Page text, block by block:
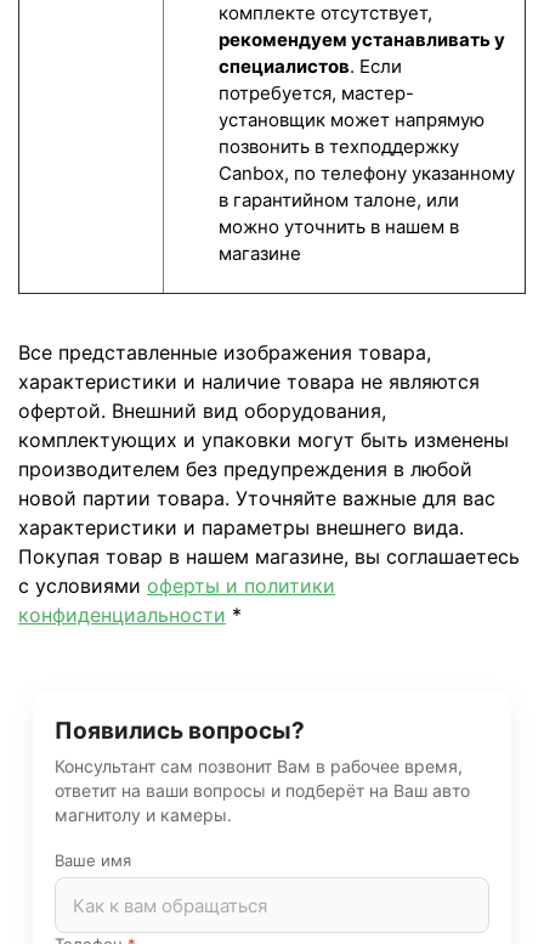
комплекте отсутствует,
рекомендуем устанавливать у
специалистов. Если
потребуется, мастер-
установщик может напрямую
позвонить в техподдержку
Canbox, по телефону указанному
в гарантийном талоне, или
можно уточнить в нашем в
магазине
Все представленные изображения товара,
характеристики и наличие товара не являются
офертой. Внешний вид оборудования,
комплектующих и упаковки могут быть изменены
производителем без предупреждения в любой
новой партии товара. Уточняйте важные для вас
характеристики и параметры внешнего вида.
Покупая товар в нашем магазине, вы соглашаетесь
с условиями оферты и политики
конфиденциальности *
Появились вопросы?
Консультант сам позвонит Вам в рабочее время,
ответит на ваши вопросы и подберёт на Ваш авто
магнитолу и камеры.
Ваше имя